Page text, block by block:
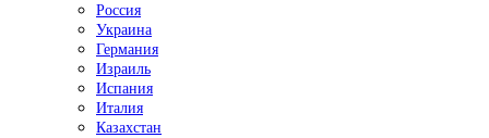
Россия
Украина
Германия
Израиль
Испания
Италия
Казахстан